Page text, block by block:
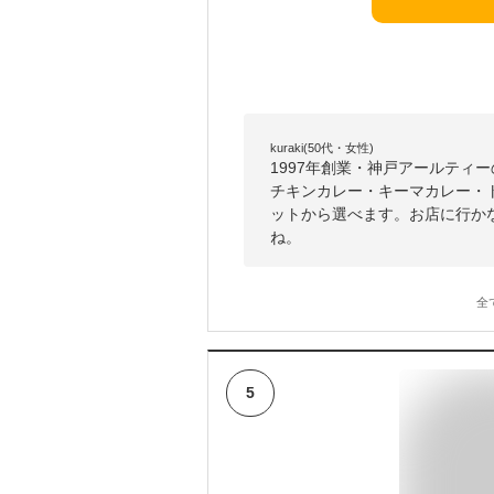
kuraki(50代・女性)
1997年創業・神戸アールティ
チキンカレー・キーマカレー
ットから選べます。お店に行
ね。
全
5